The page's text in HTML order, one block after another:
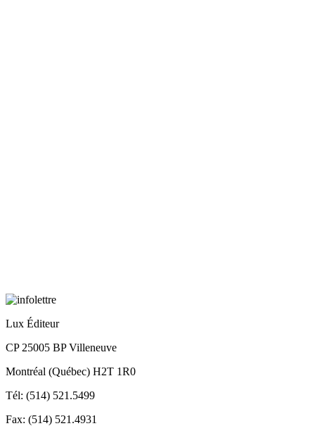
Lux Éditeur
CP 25005 BP Villeneuve
Montréal (Québec) H2T 1R0
Tél: (514) 521.5499
Fax: (514) 521.4931